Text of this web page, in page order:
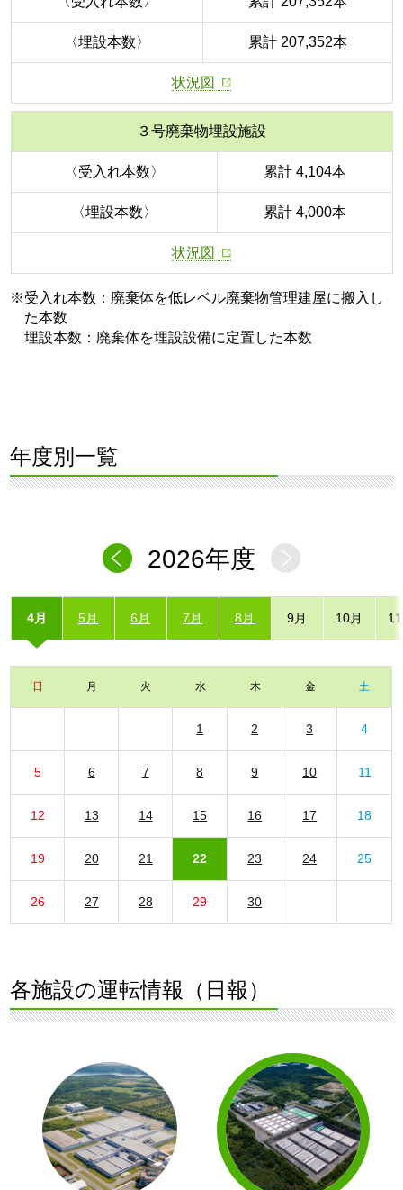
〈埋設本数〉 累計 207,352本
状況図
３号廃棄物埋設施設
〈受入れ本数〉 累計 4,104本
〈埋設本数〉 累計 4,000本
状況図
※受入れ本数：廃棄体を低レベル廃棄物管理建屋に搬入し
た本数
埋設本数：廃棄体を埋設設備に定置した本数
年度別一覧
2026年度
4月 5月 6月 7月 8月 9月 10月
日 月 火 水 木 金 土
1 2 3 4
5 6 7 8 9 10 11
12 13 14 15 16 17 18
19 20 21 22 23 24 25
26 27 28 29 30
各施設の運転情報（日報）